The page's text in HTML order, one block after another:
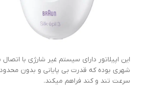
این اپیلاتور دارای سیستم غیر شارژی با
سرعت تند و کند فراهم میکند.